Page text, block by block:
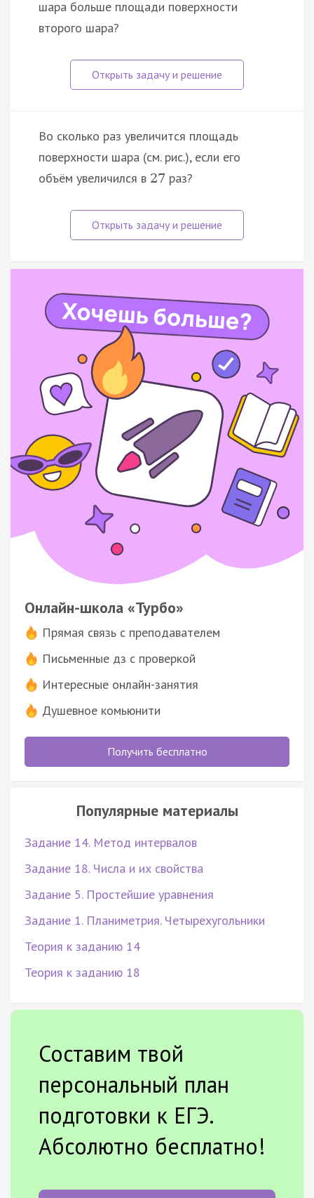
шара больше площади поверхности
второго шара?
Во сколько раз увеличится площадь
поверхности шара (см. рис.), если его
объём увеличился в 27 раз?
Онлайн-школа «Турбо»
Прямая связь с преподавателем
Письменные дз с проверкой
Интересные онлайн-занятия
Душевное комьюнити
Получить бесплатно
Популярные материалы
Задание 14. Метод интервалов
Задание 18. Числа и их свойства
Задание 5. Простейшие уравнения
Задание 1. Планиметрия. Четырехугольники
Теория к заданию 14
Теория к заданию 18
Составим твой
персональный план
подготовки к ЕГЭ.
Абсолютно бесплатно!